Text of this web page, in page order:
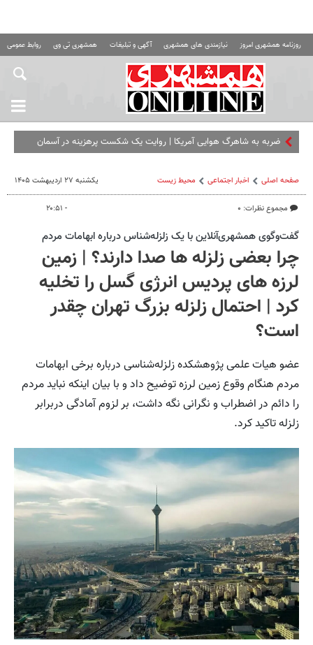
روزنامه همشهری امروز نیازمندی های همشهری آگهی و تبلیغات همشهری تی وی روابط عمومی
ضربه به شاهرگ هوایی آمریکا | روایت یک شکست پرهزینه در آسمان
صفحه اصلی اخبار اجتماعی محیط زیست
مجموع نظرات: ۰
یکشنبه ۲۷ اردیبهشت ۱۴۰۵
- ۲۰:۵۱
گفت‌وگوی همشهری‌آنلاین با یک زلزله‌شناس درباره ابهامات مردم
چرا بعضی زلزله ‌ها صدا دارند؟ | زمین
‌لرزه ‌های پردیس انرژی گسل را تخلیه
کرد | احتمال زلزله بزرگ تهران چقدر
است؟
عضو هیات علمی پژوهشکده زلزله‌شناسی درباره برخی ابهامات
مردم هنگام وقوع زمین لرزه توضیح داد و با بیان اینکه نباید مردم
را دائم در اضطراب و نگرانی نگه‌ داشت، بر لزوم آمادگی دربرابر
زلزله تاکید کرد.